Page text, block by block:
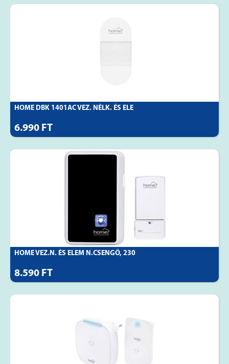
HOME DBK 1401AC VEZ. NÉLK. ÉS ELE
6.990 FT
HOME VEZ.N. ÉS ELEM N.CSENGŐ, 230
8.590 FT